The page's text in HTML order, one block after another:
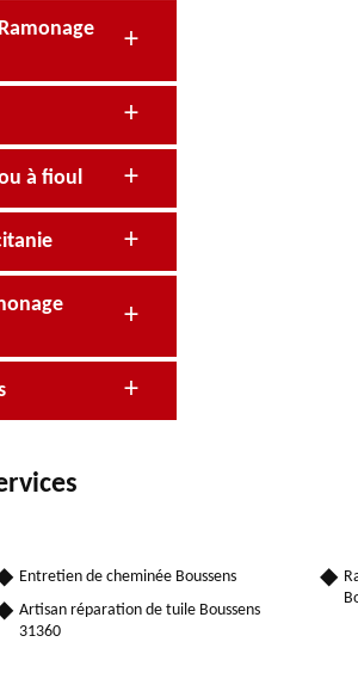
à fioul
Entretien de cheminée Boussens
Artisan réparation de tuile Boussens
31360